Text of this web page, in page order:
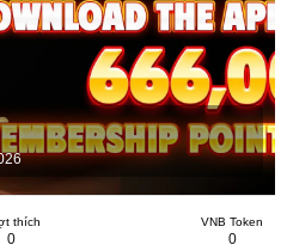
thích
0
VNB Token
0